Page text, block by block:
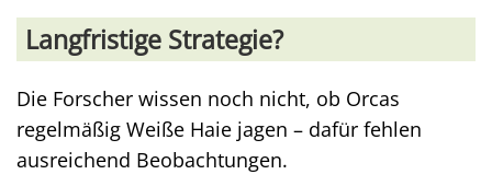
Langfristige Strategie?
Die Forscher wissen noch nicht, ob Orcas
regelmäßig Weiße Haie jagen – dafür fehlen
ausreichend Beobachtungen.